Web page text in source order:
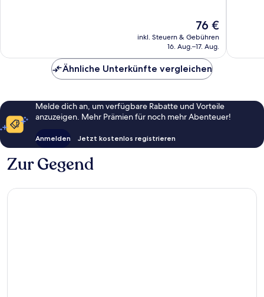
Der
Preis
beträgt
76 €
inkl. Steuern & Gebühren
16. Aug.–17. Aug.
Ähnliche Unterkünfte vergleichen
Melde dich an, um verfügbare Rabatte und Vorteile
anzuzeigen. Mehr Prämien für noch mehr Abenteuer!
Anmelden Jetzt kostenlos registrieren
Zur Gegend